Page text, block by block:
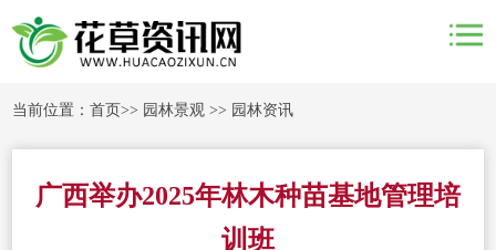
当前位置：首页>> 园林景观 >> 园林资讯
广西举办2025年林木种苗基地管理培
训班